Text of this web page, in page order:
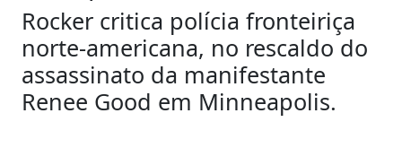
Rocker critica polícia fronteiriça
norte-americana, no rescaldo do
assassinato da manifestante
Renee Good em Minneapolis.